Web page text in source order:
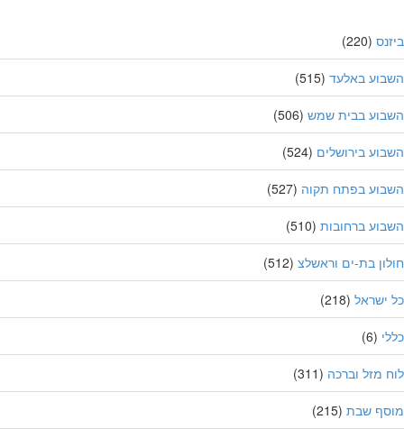
(220)
באלעד(515)
בבית שמש(506)
בירושלים(524)
בפתח תקוה(527)
ברחובות(510)
בת-ים וראשלצ(512)
(218)
(6)
מזל וברכה(311)
שבת(215)